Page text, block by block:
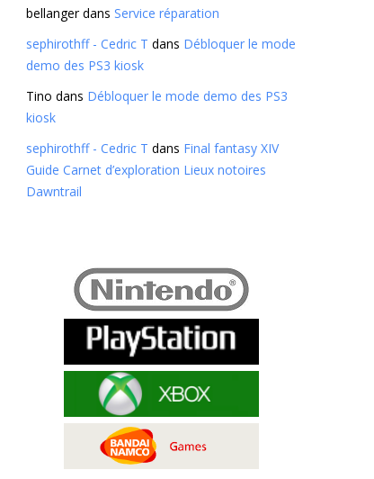
bellangerdans Service réparation
sephirothff - Cedric T dans Débloquer le mode
demo des PS3 kiosk
Tino dans Débloquer le mode demo des PS3
kiosk
sephirothff - Cedric T dans Final fantasy XIV
Guide Carnet d’exploration Lieux notoires
Dawntrail